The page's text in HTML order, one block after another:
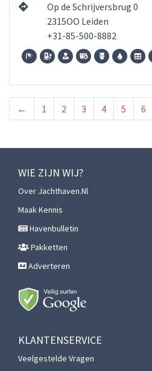
Op de Schrijversbrug 0
2315OO Leiden
+31-85-500-8882
← 1 2 3 4 5 6
WIE ZIJN WIJ?
Over Jachthaven.nl
Maak Kennis
Havenbulletin
Pakketten
Adverteren
KLANTENSERVICE
Veelgestelde Vragen